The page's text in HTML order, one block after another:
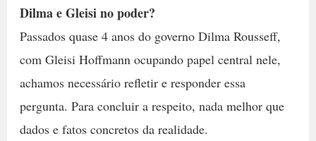
Dilma e Gleisi no poder?
Passados quase 4 anos do governo Dilma Rousseff,
com Gleisi Hoffmann ocupando papel central nele,
achamos necessário refletir e responder essa
pergunta. Para concluir a respeito, nada melhor que
dados e fatos concretos da realidade.